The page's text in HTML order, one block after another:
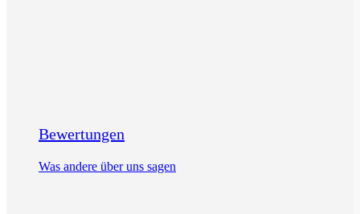
Bewertungen
Was andere über uns sagen